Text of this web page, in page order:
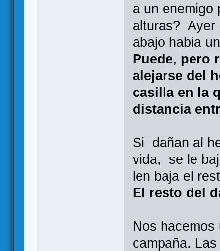
a un enemigo
alturas? Ayer
abajo habia
Puede, pero
alejarse del
casilla en la
distancia
Si dañan al
vida, se le
len baja el
El resto del
Nos
campaña.